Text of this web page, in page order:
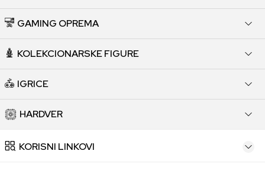
GAMING OPREMA
KOLEKCIONARSKE FIGURE
IGRICE
HARDVER
KORISNI LINKOVI